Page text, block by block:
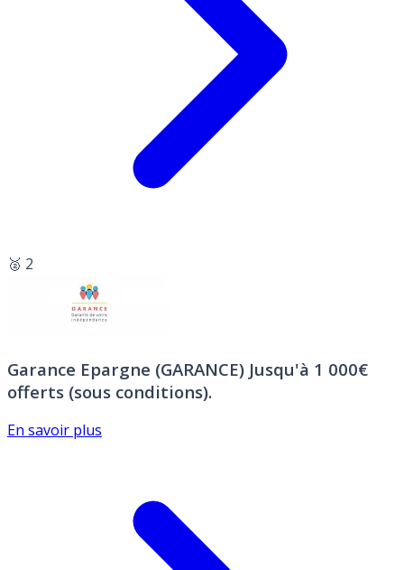
🥈 2
Garance Epargne (GARANCE) Jusqu'à 1 000€
offerts (sous conditions).
En savoir plus